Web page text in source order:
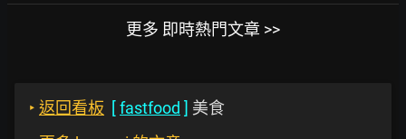
更多 即時熱門文章 >>
‣ 返回看板 [fastfood ] 美食